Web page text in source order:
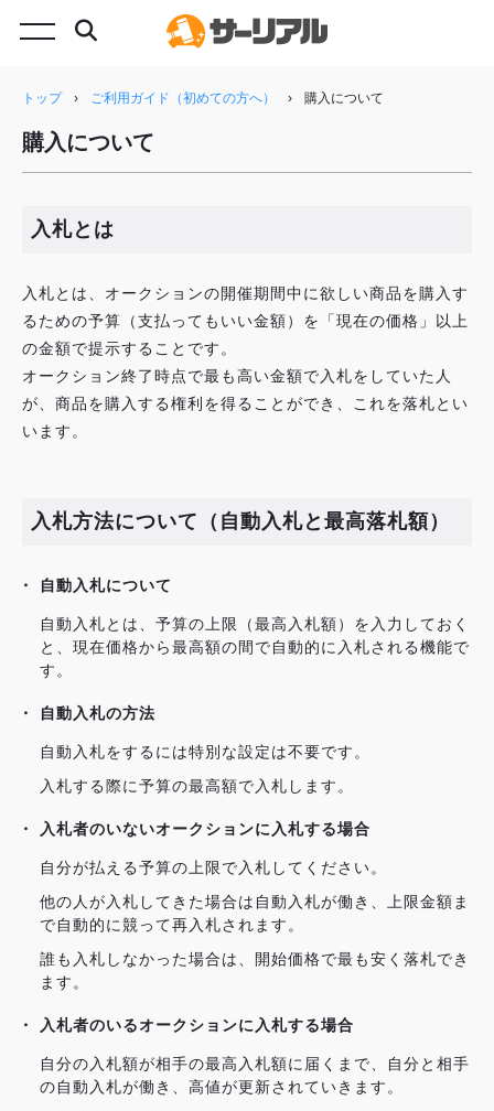
トップ › ご利用ガイド（初めての方へ） › 購入について
購入について
入札とは
入札とは、オークションの開催期間中に欲しい商品を購入す
るための予算（支払ってもいい金額）を「現在の価格」以上
の金額で提示することです。
オークション終了時点で最も高い金額で入札をしていた人
が、商品を購入する権利を得ることができ、これを落札とい
います。
入札方法について（自動入札と最高落札額）
自動入札について
自動入札とは、予算の上限（最高入札額）を入力しておく
と、現在価格から最高額の間で自動的に入札される機能で
す。
自動入札の方法
自動入札をするには特別な設定は不要です。
入札する際に予算の最高額で入札します。
入札者のいないオークションに入札する場合
自分が払える予算の上限で入札してください。
他の人が入札してきた場合は自動入札が働き、上限金額ま
で自動的に競って再入札されます。
誰も入札しなかった場合は、開始価格で最も安く落札でき
ます。
入札者のいるオークションに入札する場合
自分の入札額が相手の最高入札額に届くまで、自分と相手
の自動入札が働き、高値が更新されていきます。